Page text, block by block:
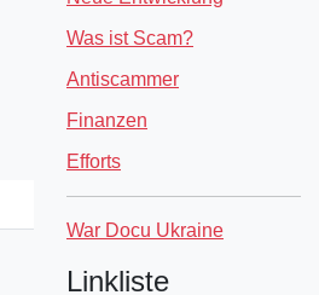
Was ist Scam?
Antiscammer
Finanzen
Efforts
War Docu Ukraine
Linkliste